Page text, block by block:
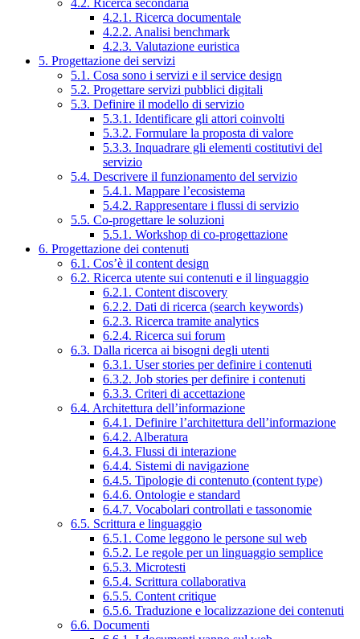
4.2. Ricerca secondaria
4.2.1. Ricerca documentale
4.2.2. Analisi benchmark
4.2.3. Valutazione euristica
5. Progettazione dei servizi
5.1. Cosa sono i servizi e il service design
5.2. Progettare servizi pubblici digitali
5.3. Definire il modello di servizio
5.3.1. Identificare gli attori coinvolti
5.3.2. Formulare la proposta di valore
5.3.3. Inquadrare gli elementi costitutivi del
servizio
5.4. Descrivere il funzionamento del servizio
5.4.1. Mappare l’ecosistema
5.4.2. Rappresentare i flussi di servizio
5.5. Co-progettare le soluzioni
5.5.1. Workshop di co-progettazione
6. Progettazione dei contenuti
6.1. Cos’è il content design
6.2. Ricerca utente sui contenuti e il linguaggio
6.2.1. Content discovery
6.2.2. Dati di ricerca (search keywords)
6.2.3. Ricerca tramite analytics
6.2.4. Ricerca sui forum
6.3. Dalla ricerca ai bisogni degli utenti
6.3.1. User stories per definire i contenuti
6.3.2. Job stories per definire i contenuti
6.3.3. Criteri di accettazione
6.4. Architettura dell’informazione
6.4.1. Definire l’architettura dell’informazione
6.4.2. Alberatura
6.4.3. Flussi di interazione
6.4.4. Sistemi di navigazione
6.4.5. Tipologie di contenuto (content type)
6.4.6. Ontologie e standard
6.4.7. Vocabolari controllati e tassonomie
6.5. Scrittura e linguaggio
6.5.1. Come leggono le persone sul web
6.5.2. Le regole per un linguaggio semplice
6.5.3. Microtesti
6.5.4. Scrittura collaborativa
6.5.5. Content critique
6.5.6. Traduzione e localizzazione dei contenuti
6.6. Documenti